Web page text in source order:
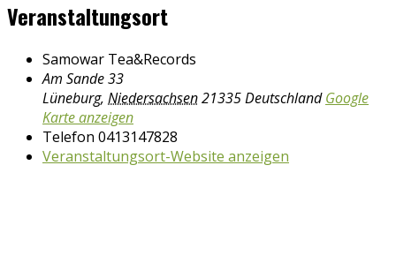
Veranstaltungsort
Samowar Tea&Records
Am Sande 33
Lüneburg, Niedersachsen21335Deutschland Google
Karte anzeigen
Telefon 0413147828
Veranstaltungsort-Website anzeigen